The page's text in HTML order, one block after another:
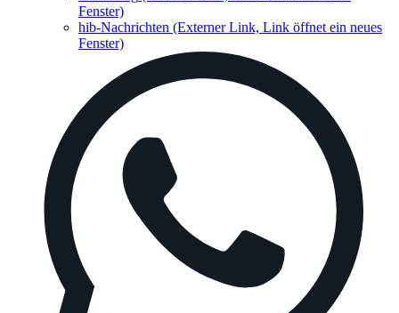
Fenster)
hib-Nachrichten (Externer Link, Link öffnet ein neues
Fenster)